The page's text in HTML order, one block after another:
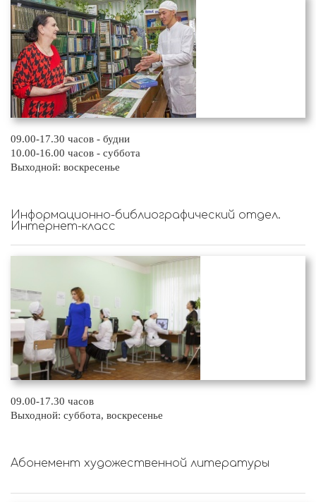
09.00-17.30 часов - будни
10.00-16.00 часов - суббота
Выходной: воскресенье
Информационно-библиографический отдел.
Интернет-класс
09.00-17.30 часов
Выходной: суббота, воскресенье
Абонемент художественной литературы